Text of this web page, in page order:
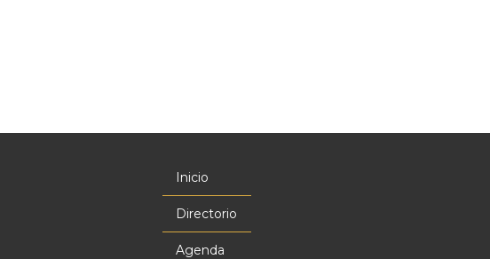
principal
Inicio
Directorio
Agenda